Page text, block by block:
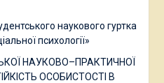
наукового гуртка
психології»
НАУКОВО–ПРАКТИЧНОЇ
ОСОБИСТОСТІ В